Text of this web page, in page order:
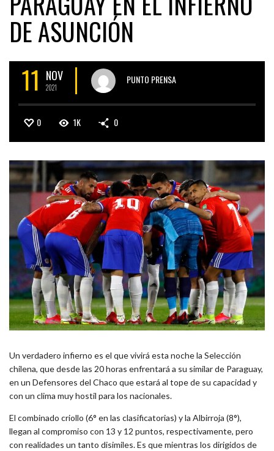
DE ASUNCIÓN
11 NOV
2021
PUNTO PRENSA
0 1K 0
Un verdadero infierno es el que vivirá esta noche la Selección
chilena, que desde las 20 horas enfrentará a su similar de Paraguay,
en un Defensores del Chaco que estará al tope de su capacidad y
con un clima muy hostil para los nacionales.
El combinado criollo (6° en las clasificatorias) y la Albirroja (8°),
llegan al compromiso con 13 y 12 puntos, respectivamente, pero
con realidades un tanto disimiles. Es que mientras los dirigidos de